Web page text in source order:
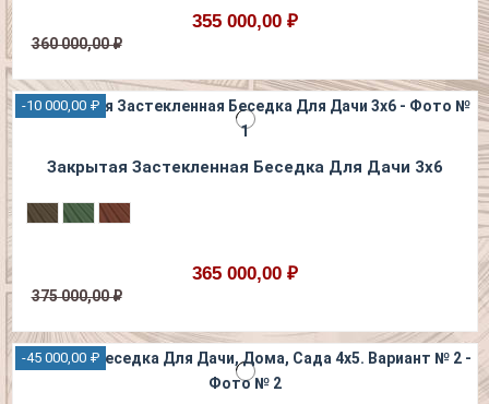
355 000,00 ₽
360 000,00 ₽
-10 000,00 ₽
Закрытая Застекленная Беседка Для Дачи 3х6
365 000,00 ₽
375 000,00 ₽
-45 000,00 ₽